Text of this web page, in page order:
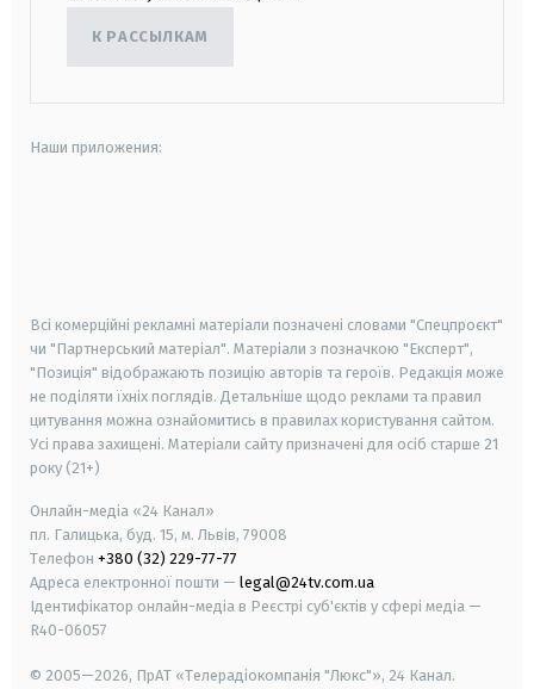
К РАССЫЛКАМ
Наши приложения:
Всі комерційні рекламні матеріали позначені словами "Спецпроєкт"
чи "Партнерський матеріал". Матеріали з позначкою "Експерт",
"Позиція" відображають позицію авторів та героїв. Редакція може
не поділяти їхніх поглядів. Детальніше щодо реклами та правил
цитування можна ознайомитись в правилах користування сайтом.
Усі права захищені. Матеріали сайту призначені для осіб старше 21
року (21+)
Онлайн-медіа «24 Канал»
пл. Галицька, буд. 15, м. Львів, 79008
Телефон +380 (32) 229-77-77
Адреса електронної пошти — legal@24tv.com.ua
Ідентифікатор онлайн-медіа в Реєстрі суб'єктів у сфері медіа —
R40-06057
© 2005—2026, ПрАТ «Телерадіокомпанія "Люкс"», 24 Канал.